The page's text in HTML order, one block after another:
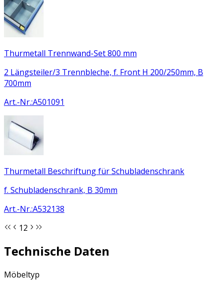
Thurmetall Trennwand-Set 800 mm
2 Längsteiler/3 Trennbleche, f. Front H 200/250mm, B
700mm
Art.-Nr.:A501091
Thurmetall Beschriftung für Schubladenschrank
f. Schubladenschrank, B 30mm
Art.-Nr.:A532138
12
Technische Daten
Möbeltyp